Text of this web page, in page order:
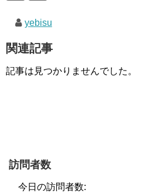
yebisu
関連記事
記事は見つかりませんでした。
訪問者数
今日の訪問者数: